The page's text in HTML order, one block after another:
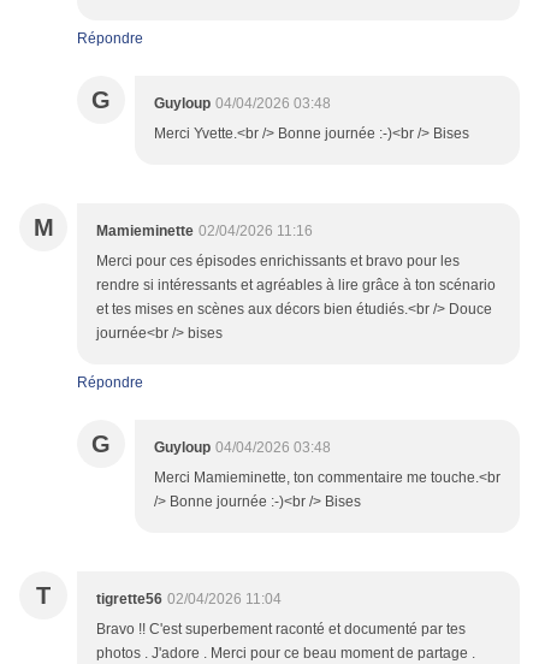
Répondre
G Guyloup 04/04/2026 03:48
Merci Yvette.<br /> Bonne journée :-)<br /> Bises
M Mamieminette 02/04/2026 11:16
Merci pour ces épisodes enrichissants et bravo pour les
rendre si intéressants et agréables à lire grâce à ton scénario
et tes mises en scènes aux décors bien étudiés.<br /> Douce
journée<br /> bises
Répondre
G Guyloup 04/04/2026 03:48
Merci Mamieminette, ton commentaire me touche.<br
/> Bonne journée :-)<br /> Bises
T tigrette56 02/04/2026 11:04
Bravo !! C'est superbement raconté et documenté par tes
photos . J'adore . Merci pour ce beau moment de partage .